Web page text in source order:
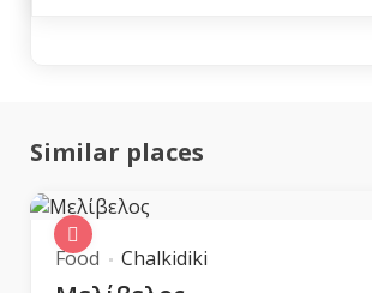
Similar places
Food Chalkidiki